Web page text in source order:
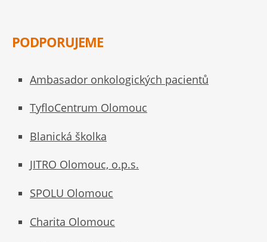
PODPORUJEME
Ambasador onkologických pacientů
TyfloCentrum Olomouc
Blanická školka
JITRO Olomouc, o.p.s.
SPOLU Olomouc
Charita Olomouc